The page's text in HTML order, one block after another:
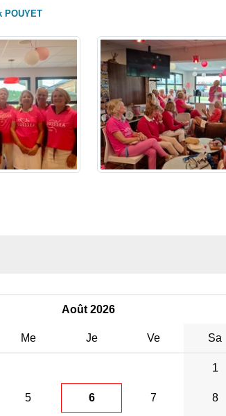
POUYET
Août 2026
Me Je Ve Sa
1
5 6 7 8